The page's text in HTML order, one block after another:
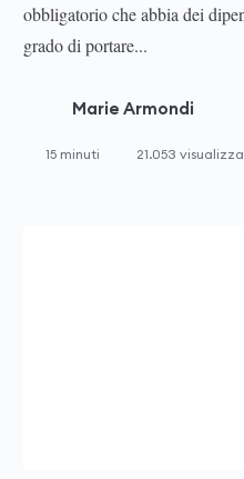
obbligatorio che abbia dei
grado di portare...
Marie Armondi
15 minuti 21.053